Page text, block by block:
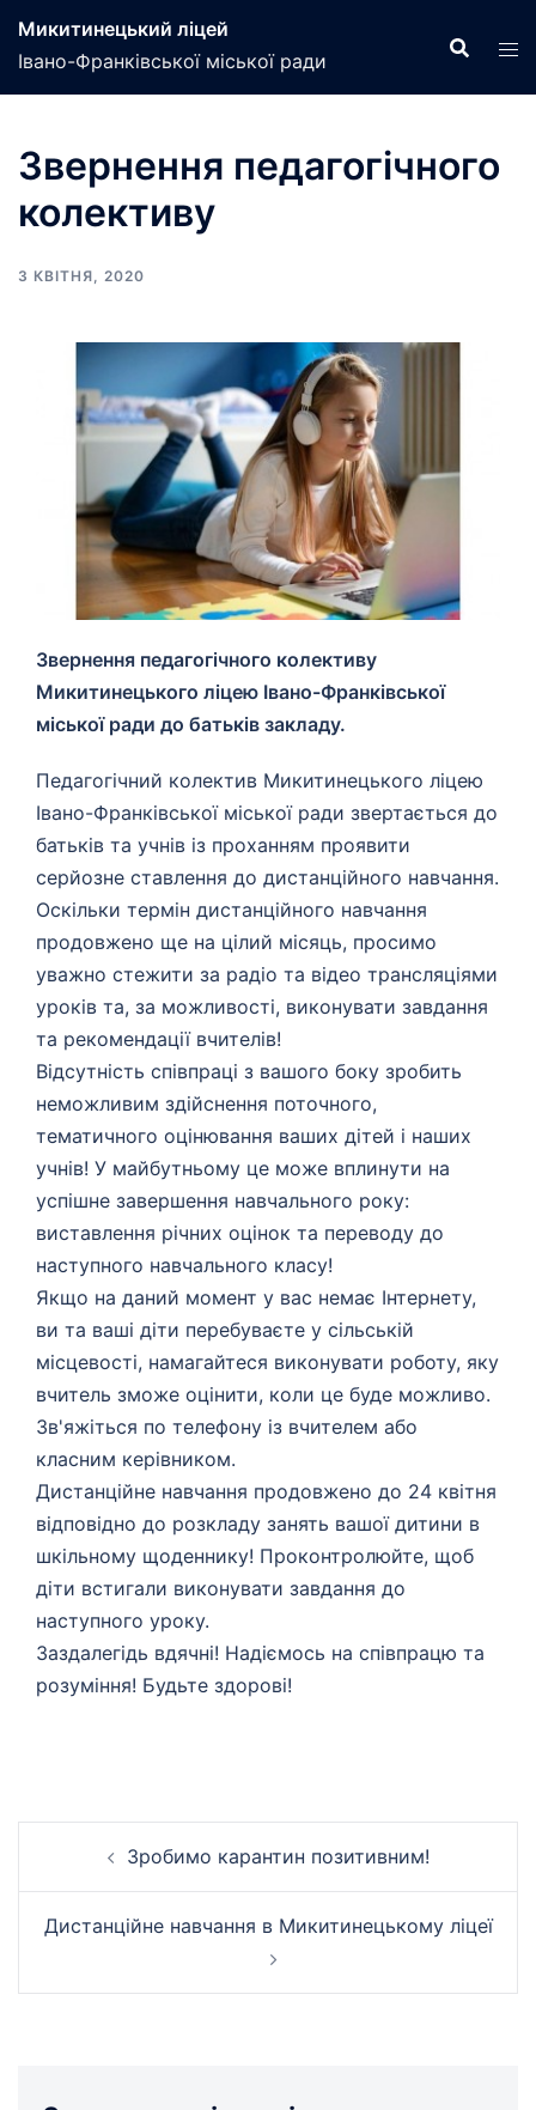
Микитинецький ліцей
Івано-Франківської міської ради
Звернення педагогічного
колективу
3 КВІТНЯ, 2020
Звернення педагогічного колективу
Микитинецького ліцею Івано-Франківської
міської ради до батьків закладу.
Педагогічний колектив Микитинецького ліцею
Івано-Франківської міської ради звертається до
батьків та учнів із проханням проявити
серйозне ставлення до дистанційного навчання.
Оскільки термін дистанційного навчання
продовжено ще на цілий місяць, просимо
уважно стежити за радіо та відео трансляціями
уроків та, за можливості, виконувати завдання
та рекомендації вчителів!
Відсутність співпраці з вашого боку зробить
неможливим здійснення поточного,
тематичного оцінювання ваших дітей і наших
учнів! У майбутньому це може вплинути на
успішне завершення навчального року:
виставлення річних оцінок та переводу до
наступного навчального класу!
Якщо на даний момент у вас немає Інтернету,
ви та ваші діти перебуваєте у сільській
місцевості, намагайтеся виконувати роботу, яку
вчитель зможе оцінити, коли це буде можливо.
Зв'яжіться по телефону із вчителем або
класним керівником.
Дистанційне навчання продовжено до 24 квітня
відповідно до розкладу занять вашої дитини в
шкільному щоденнику! Проконтролюйте, щоб
діти встигали виконувати завдання до
наступного уроку.
Заздалегідь вдячні! Надіємось на співпрацю та
розуміння! Будьте здорові!
запису
Зробимо карантин позитивним!
Дистанційне навчання в Микитинецькому ліцеї